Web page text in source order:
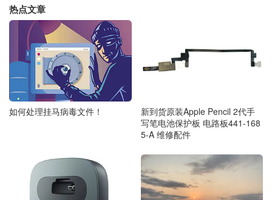
热点文章
如何处理挂马病毒文件！
新到货原装Apple Pencil 2代手
写笔电池保护板 电路板441-168
5-A 维修配件